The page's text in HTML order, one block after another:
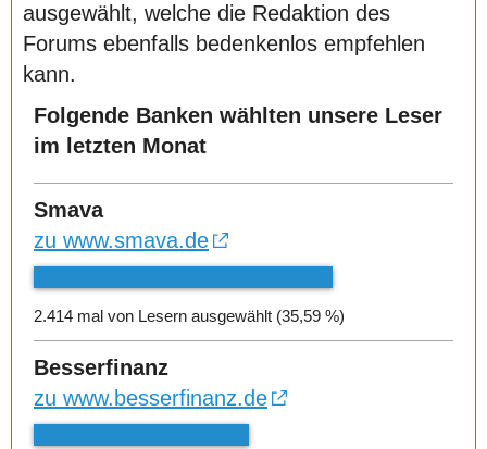
ausgewählt, welche die Redaktion des
Forums ebenfalls bedenkenlos empfehlen
kann.
Folgende Banken wählten unsere Leser
im letzten Monat
Smava
zu www.smava.de
2.414 mal von Lesern ausgewählt (35,59 %)
Besserfinanz
zu www.besserfinanz.de